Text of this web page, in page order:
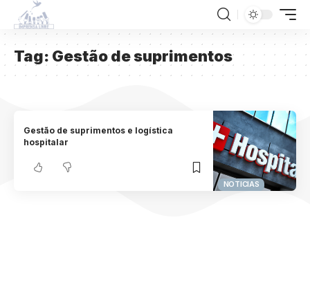
Tag: Gestão de suprimentos
NOTICIAS
Gestão de suprimentos e logística
hospitalar